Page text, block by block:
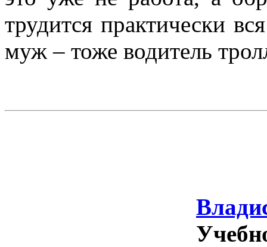
трудится практически
муж – тоже водитель